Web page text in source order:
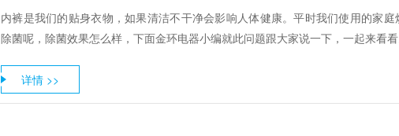
内裤是我们的贴身衣物，如果清洁不干净会影响人体健康。平时我们使用的家
除菌呢，除菌效果怎么样，下面金环电器小编就此问题跟大家说一下，一起来看看
详情 >>